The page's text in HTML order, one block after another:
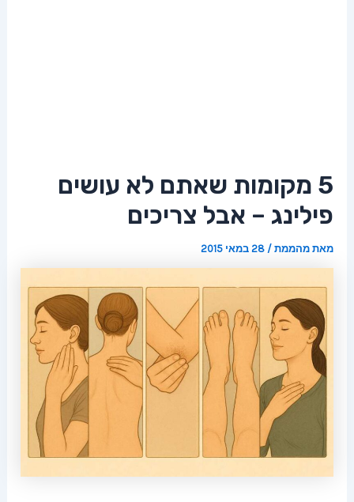
5 מקומות שאתם לא עושים
פילינג – אבל צריכים
מאתמהממת/28 במאי 2015